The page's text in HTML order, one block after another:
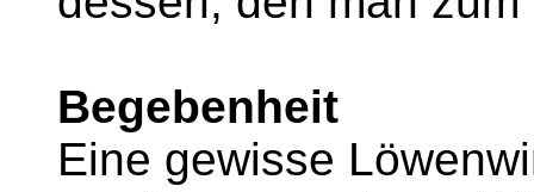
Begebenheit
Eine gewisse